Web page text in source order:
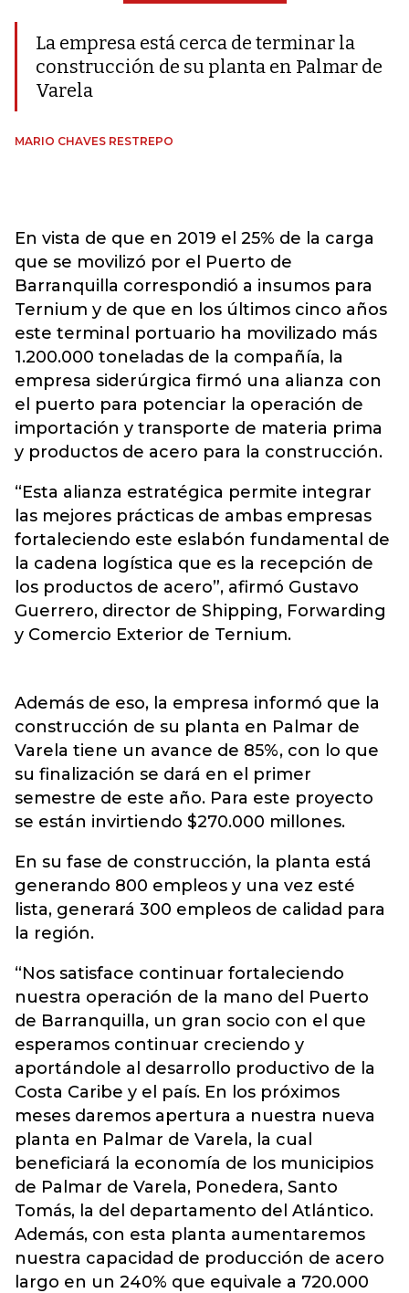
La empresa está cerca de terminar la
construcción de su planta en Palmar de
Varela
MARIO CHAVES RESTREPO
En vista de que en 2019 el 25% de la carga
que se movilizó por el Puerto de
Barranquilla correspondió a insumos para
Ternium y de que en los últimos cinco años
este terminal portuario ha movilizado más
1.200.000 toneladas de la compañía, la
empresa siderúrgica firmó una alianza con
el puerto para potenciar la operación de
importación y transporte de materia prima
y productos de acero para la construcción.
“Esta alianza estratégica permite integrar
las mejores prácticas de ambas empresas
fortaleciendo este eslabón fundamental de
la cadena logística que es la recepción de
los productos de acero”, afirmó Gustavo
Guerrero, director de Shipping, Forwarding
y Comercio Exterior de Ternium.
Además de eso, la empresa informó que la
construcción de su planta en Palmar de
Varela tiene un avance de 85%, con lo que
su finalización se dará en el primer
semestre de este año. Para este proyecto
se están invirtiendo $270.000 millones.
En su fase de construcción, la planta está
generando 800 empleos y una vez esté
lista, generará 300 empleos de calidad para
la región.
“Nos satisface continuar fortaleciendo
nuestra operación de la mano del Puerto
de Barranquilla, un gran socio con el que
esperamos continuar creciendo y
aportándole al desarrollo productivo de la
Costa Caribe y el país. En los próximos
meses daremos apertura a nuestra nueva
planta en Palmar de Varela, la cual
beneficiará la economía de los municipios
de Palmar de Varela, Ponedera, Santo
Tomás, la del departamento del Atlántico.
Además, con esta planta aumentaremos
nuestra capacidad de producción de acero
largo en un 240% que equivale a 720.000